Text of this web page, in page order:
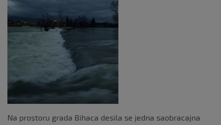
Na prostoru grada Bihaca desila se jedna saobracajna